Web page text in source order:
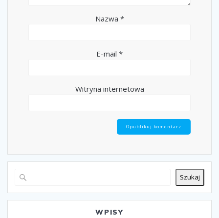
Nazwa *
E-mail *
Witryna internetowa
Szukaj
WPISY